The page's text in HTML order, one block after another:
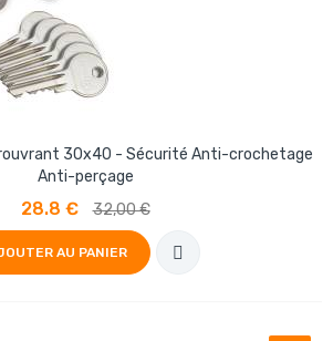
30x40 - Sécurité Anti-crochetage
Anti-perçage
28.8 € 32,00 €
AU PANIER